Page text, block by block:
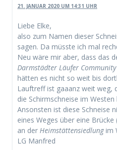
21. JANUAR 2020 UM 14:31 UHR
Liebe Elke,
also zum Namen dieser
sagen. Da müsste ich mal
Neu wäre mir aber, dass das
Darmstädter Läufer Community
hätten es nicht so weit bis
Lauftreff ist gaaanz weit weg,
die Schirmschneise im Westen
Ansonsten ist diese Schneise
eines Weges über eine
an der Heimstättensiedlungim
LG Manfred